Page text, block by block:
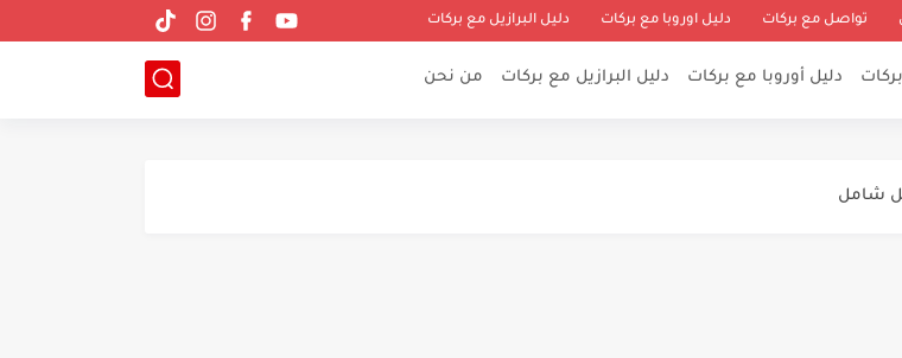
تواصل مع بركات دليل اوروبا مع بركات دليل البرازيل مع بركات
دليل أوروبا مع بركات دليل البرازيل مع بركات من نحن